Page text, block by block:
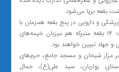
بقعه برپا می‌شود.
و دارویی در پنج بقعه همزمان با
دهه فجر امسال خبر داد و گفت: ۱۴ بقعه متبرکه هم میزبان خیمه‌های
و جهاد تبیین خواهند بود.
مزار شیخان و مسجد جامع، حرم‌های
زواریان، سید علی(ع)، جمال